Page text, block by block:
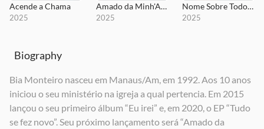
Acende a Chama
2025
Amado da Minh'Alma
2025
Nome Sobre Todo Nome
2025
Biography
Bia Monteiro nasceu em Manaus/Am, em 1992. Aos 10 anos
iniciou o seu ministério na igreja a qual pertencia. Em 2015
lançou o seu primeiro álbum “Eu irei” e, em 2020, o EP “Tudo
se fez novo”. Seu próximo lançamento será “Amado da